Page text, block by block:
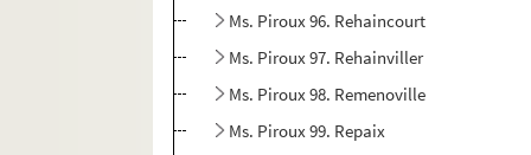
Ms. Piroux 96. Rehaincourt
Ms. Piroux 97. Rehainviller
Ms. Piroux 98. Remenoville
Ms. Piroux 99. Repaix